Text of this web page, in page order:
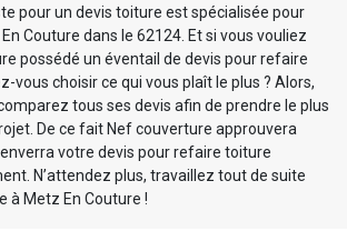
pour un devis toiture est spécialisée pour
Couture dans le 62124. Et si vous vouliez
possédé un éventail de devis pour refaire
vous choisir ce qui vous plaît le plus ? Alors,
tous ses devis afin de prendre le plus
De ce fait Nef couverture approuvera
votre devis pour refaire toiture
N’attendez plus, travaillez tout de suite
à Metz En Couture !